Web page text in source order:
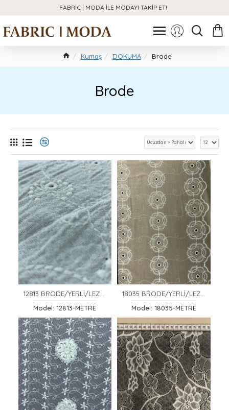
FABRIC | MODA ILE MODAYI TAKIP ET!
Kumaş DOKUMA Brode
Brode
12813 BRODE/YERLİ/LEZ/VUAL/MAT POLYESTER/HAM
Model: 12813-METRE
18035 BRODE/YERLİ/LEZ/VUAL/PAMUK POLYESTER/BEJ/135 CM
Model: 18035-METRE